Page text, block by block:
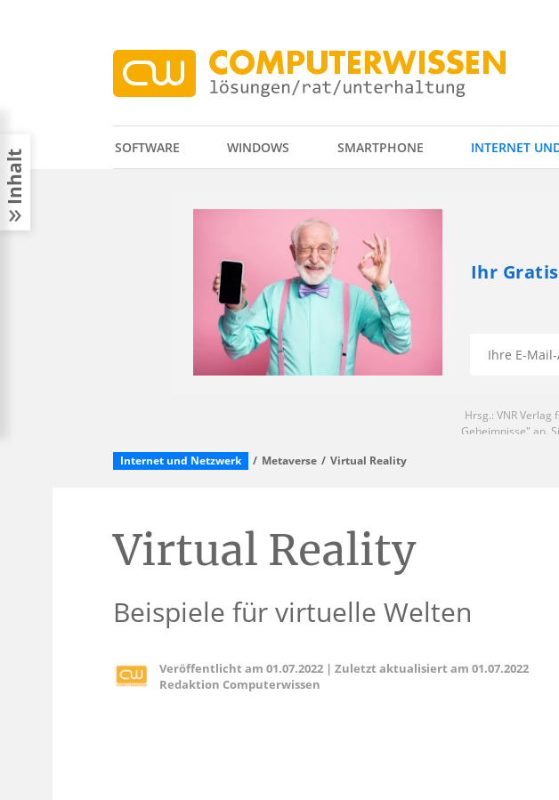
SOFTWARE WINDOWS SMARTPHONE INTERNET
Internet und Netzwerk Metaverse Virtual Reality
Virtual Reality
Beispiele für virtuelle Welten
Veröffentlicht am 01.07.2022 | Zuletzt aktualisiert am 01.07.2022
Redaktion Computerwissen
Inhalt